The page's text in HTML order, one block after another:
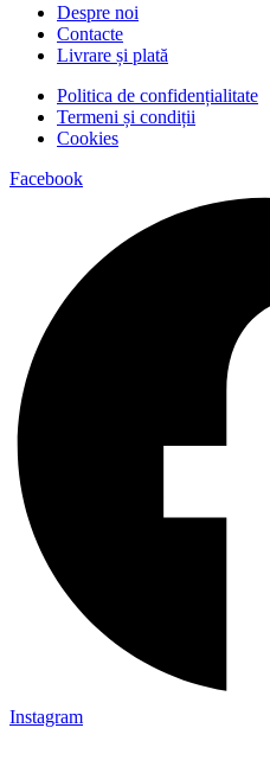
Despre noi
Contacte
Livrare și plată
Politica de confidențialitate
Termeni și condiții
Cookies
Facebook
Instagram